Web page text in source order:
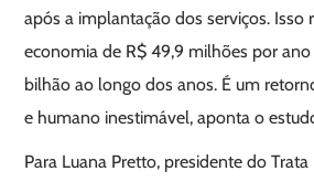
após a implantação dos serviços. Isso
economia de R$ 49,9 milhões por ano
bilhão ao longo dos anos. É um
e humano inestimável, aponta o
Para Luana Pretto, presidente do Trata